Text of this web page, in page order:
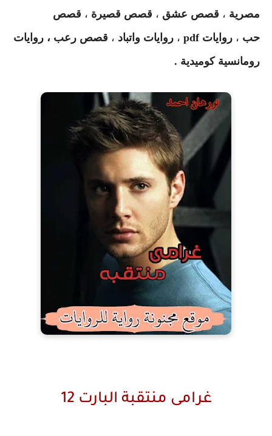
مصرية ، قصص عشق ، قصص قصيرة ، قصص
حب ، روايات pdf ، روايات واتباد ، قصص رعب ، روايات
رومانسية كوميدية .
غرامى منتقبة البارت 12